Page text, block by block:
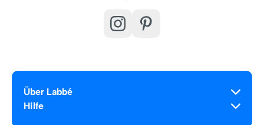
Über Labbé
Hilfe